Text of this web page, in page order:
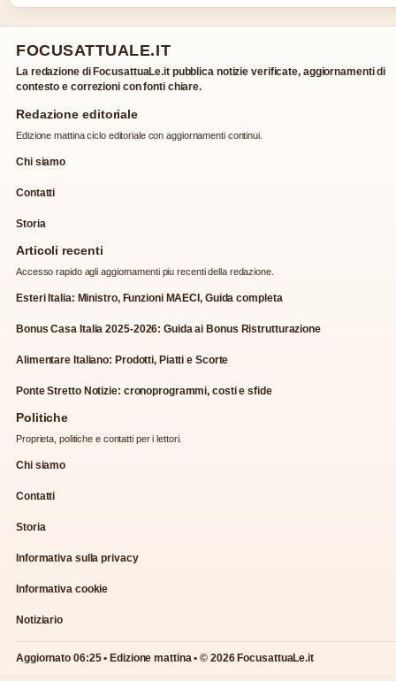
FOCUSATTUALE.IT
La redazione di FocusattuaLe.it pubblica notizie verificate, aggiornamenti di
contesto e correzioni con fonti chiare.
Redazione editoriale
Edizione mattina ciclo editoriale con aggiornamenti continui.
Chi siamo
Contatti
Storia
Articoli recenti
Accesso rapido agli aggiornamenti piu recenti della redazione.
Esteri Italia: Ministro, Funzioni MAECI, Guida completa
Bonus Casa Italia 2025-2026: Guida ai Bonus Ristrutturazione
Alimentare Italiano: Prodotti, Piatti e Scorte
Ponte Stretto Notizie: cronoprogrammi, costi e sfide
Politiche
Proprieta, politiche e contatti per i lettori.
Chi siamo
Contatti
Storia
Informativa sulla privacy
Informativa cookie
Notiziario
Aggiornato 06:25 • Edizione mattina • © 2026 FocusattuaLe.it